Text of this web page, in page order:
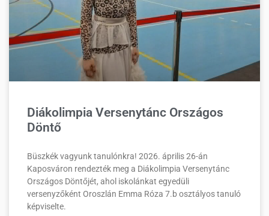
Diákolimpia Versenytánc Országos
Döntő
Büszkék vagyunk tanulónkra! 2026. április 26-án
Kaposváron rendezték meg a Diákolimpia Versenytánc
Országos Döntőjét, ahol iskolánkat egyedüli
versenyzőként Oroszlán Emma Róza 7.b osztályos tanuló
képviselte.